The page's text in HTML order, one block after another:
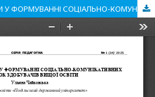
ІНТЕРАКТИВНІ МЕТОДИ У ФОРМУВАННІ СОЦІАЛЬНО-КОМУНІКАТИВНИХ НАВИЧОК ЗДОБУВАЧІВ ВИЩОЇ ОСВІТИ